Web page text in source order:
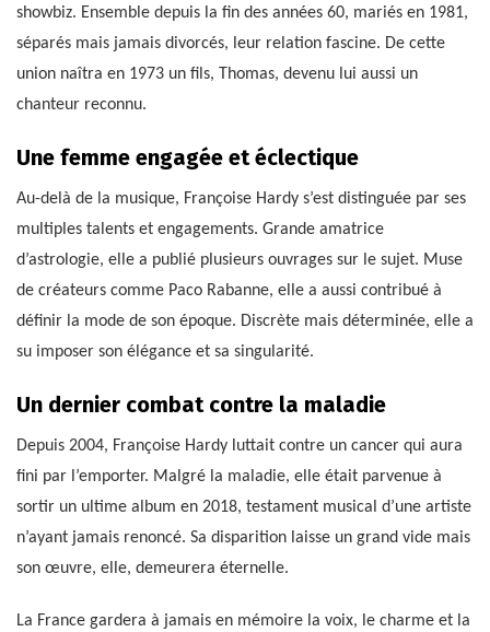
showbiz. Ensemble depuis la fin des années 60, mariés en 1981,
séparés mais jamais divorcés, leur relation fascine. De cette
union naîtra en 1973 un fils, Thomas, devenu lui aussi un
chanteur reconnu.
Une femme engagée et éclectique
Au-delà de la musique, Françoise Hardy s’est distinguée par ses
multiples talents et engagements. Grande amatrice
d’astrologie, elle a publié plusieurs ouvrages sur le sujet. Muse
de créateurs comme Paco Rabanne, elle a aussi contribué à
définir la mode de son époque. Discrète mais déterminée, elle a
su imposer son élégance et sa singularité.
Un dernier combat contre la maladie
Depuis 2004, Françoise Hardy luttait contre un cancer qui aura
fini par l’emporter. Malgré la maladie, elle était parvenue à
sortir un ultime album en 2018, testament musical d’une artiste
n’ayant jamais renoncé. Sa disparition laisse un grand vide mais
son œuvre, elle, demeurera éternelle.
La France gardera à jamais en mémoire la voix, le charme et la